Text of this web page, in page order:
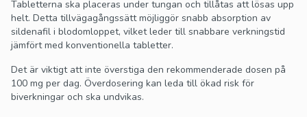
Tabletterna ska placeras under tungan och tillåtas att lösas upp
helt. Detta tillvägagångssätt möjliggör snabb absorption av
sildenafil i blodomloppet, vilket leder till snabbare verkningstid
jämfört med konventionella tabletter.
Det är viktigt att inte överstiga den rekommenderade dosen på
100 mg per dag. Överdosering kan leda till ökad risk för
biverkningar och ska undvikas.